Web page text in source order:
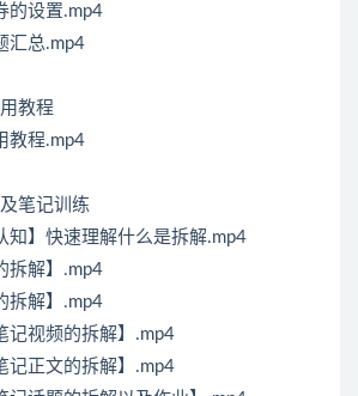
的设置.mp4
汇总.mp4
教程
教程.mp4
笔记训练
知】快速理解什么是拆解.mp4
拆解】.mp4
拆解】.mp4
记视频的拆解】.mp4
记正文的拆解】.mp4